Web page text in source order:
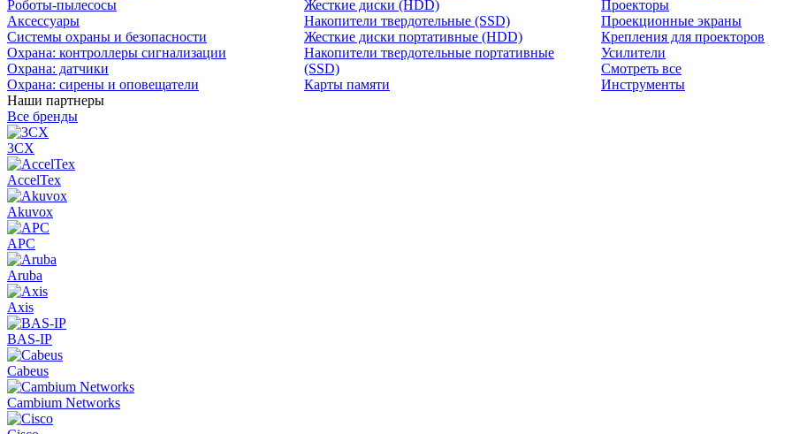
Роботы-пылесосы
Аксессуары
Системы охраны и безопасности
Охрана: контроллеры сигнализации
Охрана: датчики
Охрана: сирены и оповещатели
Жесткие диски (HDD)
Накопители твердотельные (SSD)
Жесткие диски портативные (HDD)
Накопители твердотельные портативные
(SSD)
Карты памяти
Проекторы
Проекционные экраны
Крепления для проекторов
Усилители
Смотреть все
Инструменты
Наши партнеры
Все бренды
3CX
AccelTex
Akuvox
APC
Aruba
Axis
BAS-IP
Cabeus
Cambium Networks